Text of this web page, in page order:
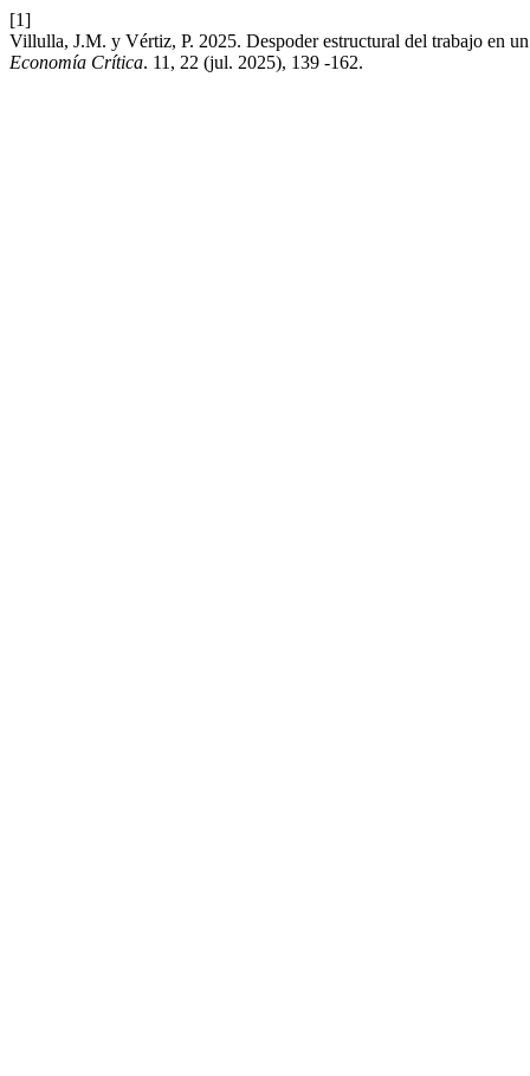
[1]
Villulla, J.M. y Vértiz, P. 2025. Despoder estructural del trabajo en
Economía Crítica. 11, 22 (jul. 2025), 139 -162.